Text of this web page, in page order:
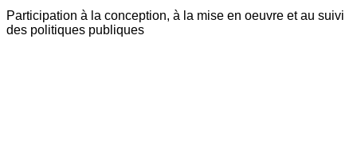
Participation à la conception, à la mise en oeuvre et au suivi
des politiques publiques